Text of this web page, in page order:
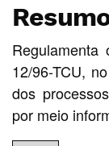
12/96-TCU,
dos
por meio